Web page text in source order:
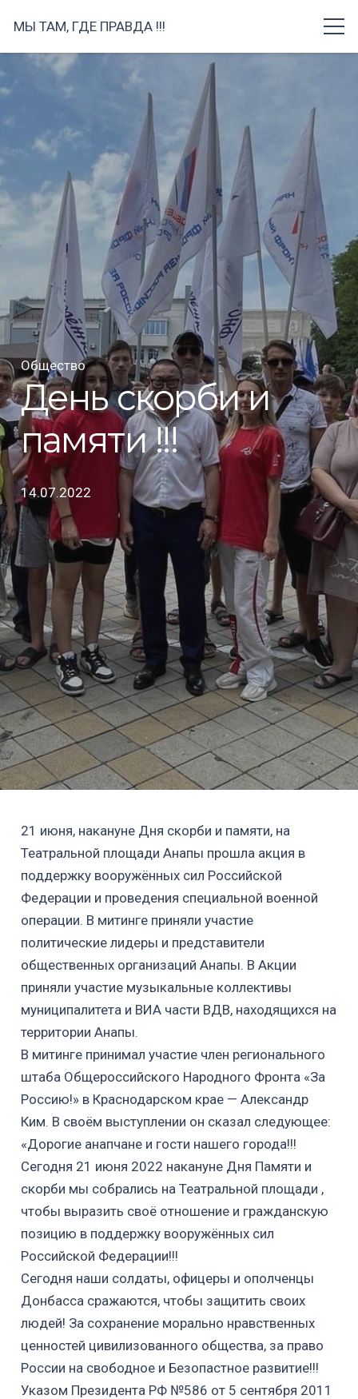
МЫ ТАМ, ГДЕ ПРАВДА !!!
Общество
День скорби и
памяти !!!
14.07.2022
21 июня, накануне Дня скорби и памяти, на
Театральной площади Анапы прошла акция в
поддержку вооружённых сил Российской
Федерации и проведения специальной военной
операции. В митинге приняли участие
политические лидеры и представители
общественных организаций Анапы. В Акции
приняли участие музыкальные коллективы
муниципалитета и ВИА части ВДВ, находящихся на
территории Анапы.
В митинге принимал участие член регионального
штаба Общероссийского Народного Фронта «За
Россию!» в Краснодарском крае — Александр
Ким. В своём выступлении он сказал следующее:
«Дорогие анапчане и гости нашего города!!!
Сегодня 21 июня 2022 накануне Дня Памяти и
скорби мы собрались на Театральной площади ,
чтобы выразить своё отношение и гражданскую
позицию в поддержку вооружённых сил
Российской Федерации!!!
Сегодня наши солдаты, офицеры и ополченцы
Донбасса сражаются, чтобы защитить своих
людей! За сохранение морально нравственных
ценностей цивилизованного общества, за право
России на свободное и Безопастное развитие!!!
Указом Президента РФ №586 от 5 сентября 2011